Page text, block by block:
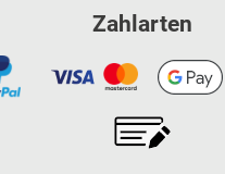
Zahlarten